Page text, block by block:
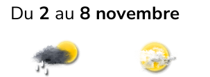
Du 2 au 8 novembre